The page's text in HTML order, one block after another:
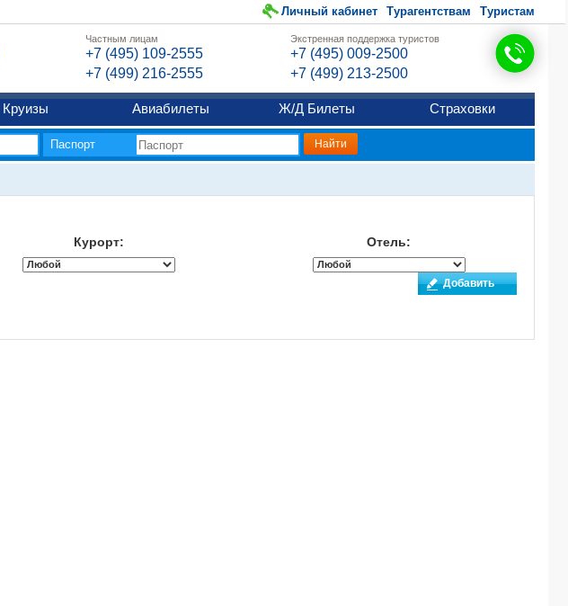
Личный кабинет Турагентствам Туристам
Частным лицам
+7 (495) 109-2555
+7 (499) 216-2555
Экстренная поддержка туристов
+7 (495) 009-2500
+7 (499) 213-2500
Круизы Авиабилеты Ж/Д Билеты Страховки
Паспорт
Курорт: Отель:
Добавить